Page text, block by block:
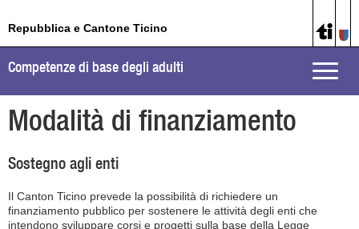
Repubblica e Cantone Ticino
Toggle
Competenze di base degli adulti
Modalità di finanziamento
Sostegno agli enti
Il Canton Ticino prevede la possibilità di richiedere un
finanziamento pubblico per sostenere le attività degli enti che
intendono sviluppare corsi e progetti sulla base della Legge